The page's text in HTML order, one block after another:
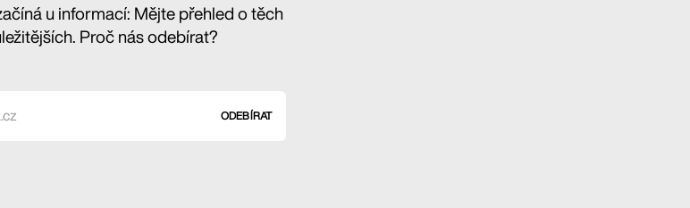
u informací: Mějte přehled o těch
Proč nás odebírat?
ODEBÍRAT